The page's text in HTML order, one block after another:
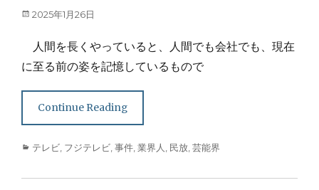
Posted
2025年1月26日
人間を長くやっていると、人間でも会社でも、現在
に至る前の姿を記憶しているもので
Continue Reading
Categories
テレビ フジテレビ 事件 業界人 民放 芸能界